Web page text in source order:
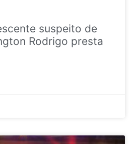
suspeito de
Rodrigo presta